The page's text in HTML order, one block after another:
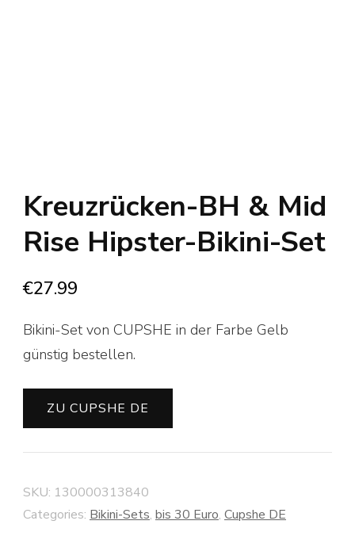
Kreuzrücken-BH & Mid
Rise Hipster-Bikini-Set
€27.99
Bikini-Set von CUPSHE in der Farbe Gelb
günstig bestellen.
ZU CUPSHE DE
SKU: 130000313840
Categories: Bikini-Sets, bis 30 Euro, Cupshe DE